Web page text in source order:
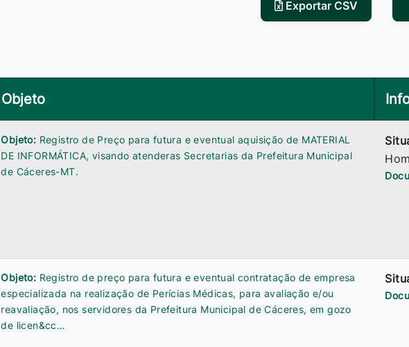
Exportar CSV
Objeto
Objeto: Registro de Preço para futura e eventual aquisição de MATERIAL
DE INFORMÁTICA, visando atenderas Secretarias da Prefeitura Municipal
de Cáceres-MT.
Objeto: Registro de preço para futura e eventual contratação de empresa
especializada na realização de Perícias Médicas, para avaliação e/ou
reavaliação, nos servidores da Prefeitura Municipal de Cáceres, em gozo
de licen&cc…